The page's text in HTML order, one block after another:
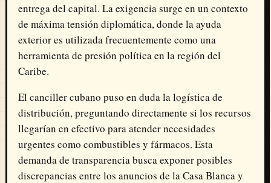
entrega del capital. La exigencia surge en un contexto
de máxima tensión diplomática, donde la ayuda
exterior es utilizada frecuentemente como una
herramienta de presión política en la región del
Caribe.
El canciller cubano puso en duda la logística de
distribución, preguntando directamente si los recursos
llegarían en efectivo para atender necesidades
urgentes como combustibles y fármacos. Esta
demanda de transparencia busca exponer posibles
discrepancias entre los anuncios de la Casa Blanca y